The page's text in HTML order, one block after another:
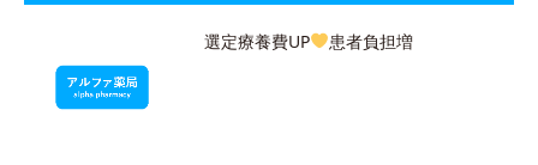
選定療養費UP 患者負担増